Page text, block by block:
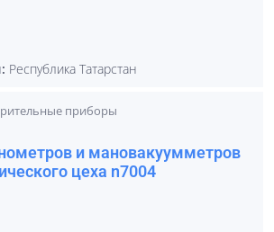
Республика Татарстан
приборы
и мановакуумметров
цеха n7004